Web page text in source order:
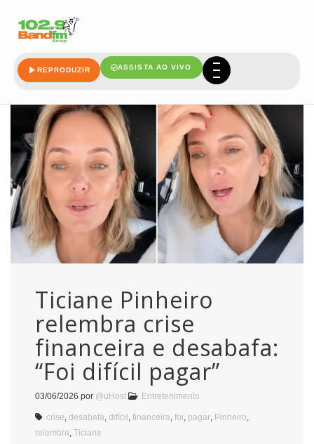
REPRODUZIR ASSISTA AO VIVO
relembra
Ticiane Pinheiro
relembra crise
financeira e desabafa:
“Foi difícil pagar”
03/06/2026 por @uHost Entretenimento
crise desabafa difícil financeira foi pagar Pinheiro
relembra Ticiane